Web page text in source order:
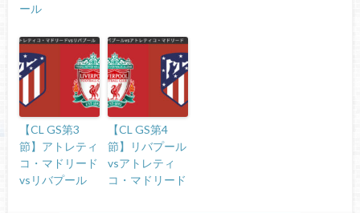
ール
【CL GS第3
節】アトレティ
コ・マドリード
vsリバプール
【CL GS第4
節】リバプール
vsアトレティ
コ・マドリード